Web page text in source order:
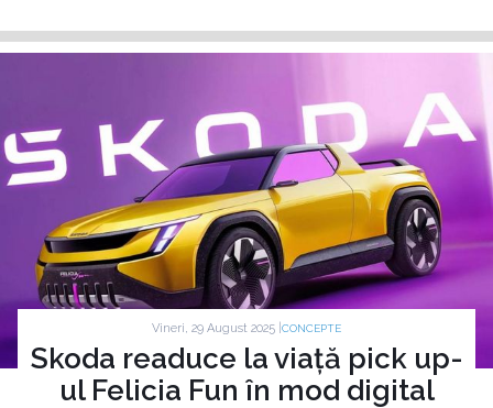
Vineri, 29 August 2025 | CONCEPTE
Skoda readuce la viață pick up-
ul Felicia Fun în mod digital